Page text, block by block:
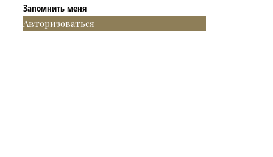
Запомнить меня
Авторизоваться